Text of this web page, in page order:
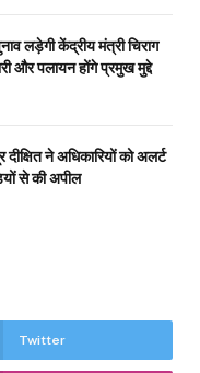
लड़ेगी केंद्रीय मंत्री चिराग
और पलायन होंगे प्रमुख मुद्दे
ने अधिकारियों को अलर्ट
से की अपील
Twitter